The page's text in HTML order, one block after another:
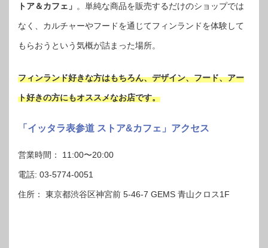
トア＆カフェ」 。単純な商品を販売するだけのショップでは
なく、カルチャーやフードを通じてフィンランドを体験して
もらおうという気概が詰まった場所。
フィンランド好きな方はもちろん、デザイン、フード、アー
ト好きの方にもオススメなお店です。
「イッタラ表参道 ストア&カフェ」アクセス
営業時間： 11:00〜20:00
電話: 03-5774-0051
住所： 東京都渋谷区神宮前 5-46-7 GEMS 青山クロス1F